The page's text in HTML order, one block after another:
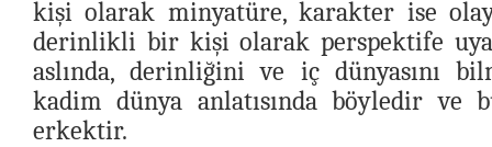
kişi olarak minyatüre, karakter ise
derinlikli bir kişi olarak perspektife
aslında, derinliğini ve iç dünyasını
kadim dünya anlatısında böyledir ve
erkektir.